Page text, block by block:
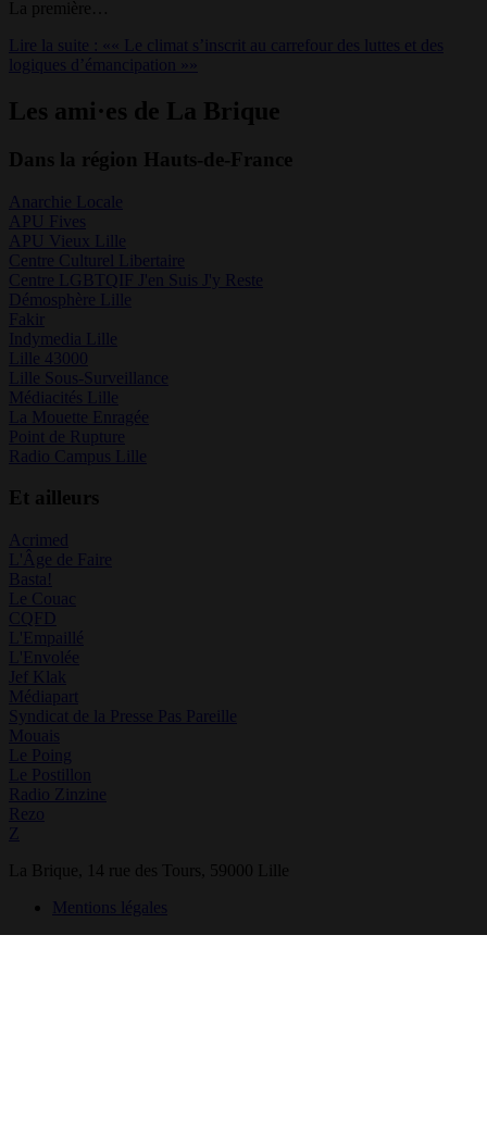
La première…
Lire la suite : «« Le climat s’inscrit au carrefour des luttes et des
logiques d’émancipation »»
Les ami·es de La Brique
Dans la région Hauts-de-France
Anarchie Locale
APU Fives
APU Vieux Lille
Centre Culturel Libertaire
Centre LGBTQIF J'en Suis J'y Reste
Démosphère Lille
Fakir
Indymedia Lille
Lille 43000
Lille Sous-Surveillance
Médiacités Lille
La Mouette Enragée
Point de Rupture
Radio Campus Lille
Et ailleurs
Acrimed
L'Âge de Faire
Basta!
Le Couac
CQFD
L'Empaillé
L'Envolée
Jef Klak
Médiapart
Syndicat de la Presse Pas Pareille
Mouais
Le Poing
Le Postillon
Radio Zinzine
Rezo
Z
La Brique, 14 rue des Tours, 59000 Lille
Mentions légales